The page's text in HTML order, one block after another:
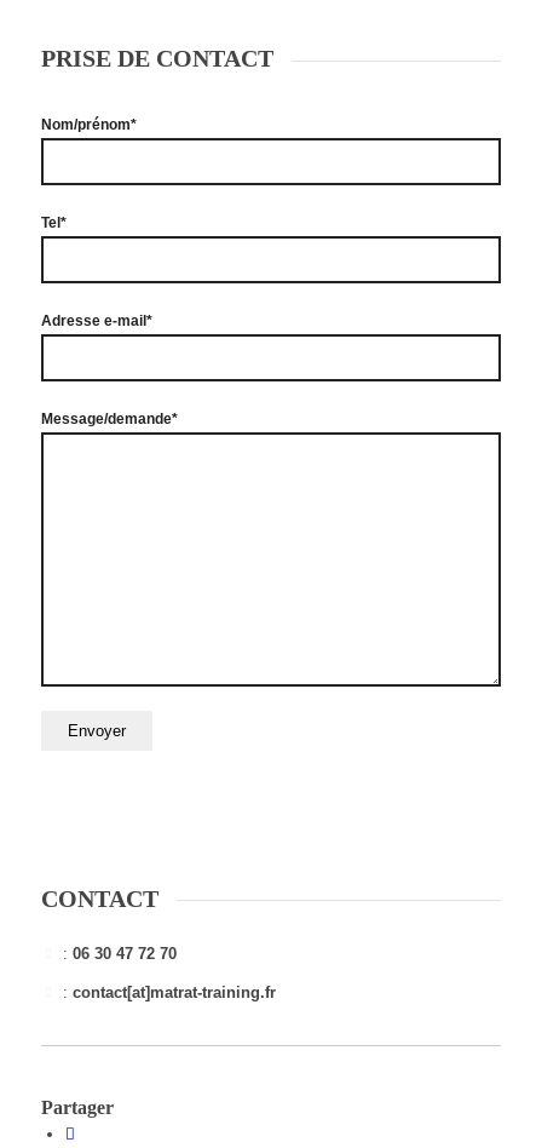
PRISE DE CONTACT
Nom/prénom*
Tel*
Adresse e-mail*
Message/demande*
CONTACT
:06 30 47 72 70
:contact[at]matrat-training.fr
Partager